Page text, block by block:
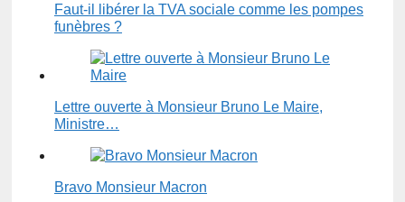
Faut-il libérer la TVA sociale comme les pompes
funèbres ?
Lettre ouverte à Monsieur Bruno Le Maire,
Ministre…
Bravo Monsieur Macron